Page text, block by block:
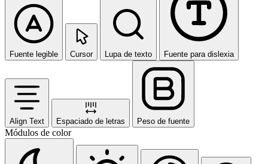
Fuente legible Cursor Lupa de texto Fuente para dislexia
Align Text Espaciado de letras Peso de fuente
Módulos de color